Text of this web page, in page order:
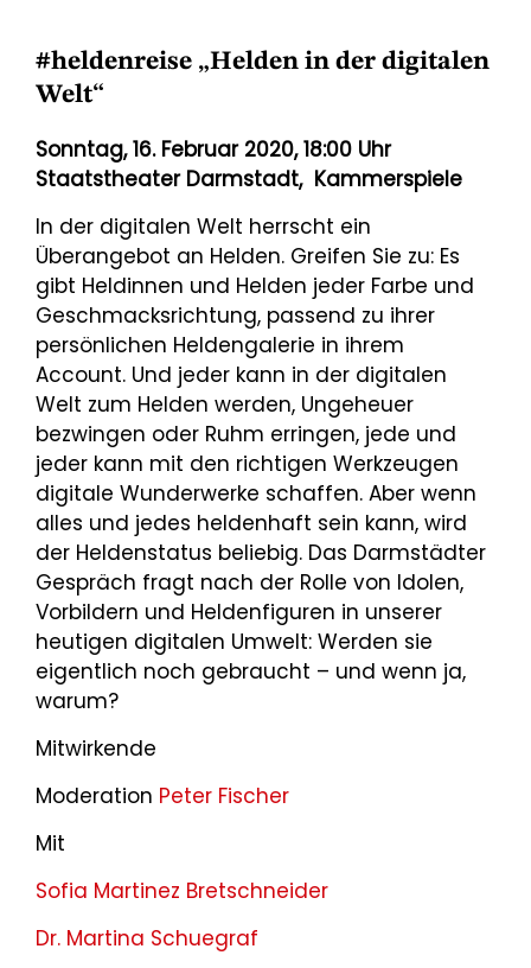
#heldenreise „Helden in der digitalen
Welt“
Sonntag, 16. Februar 2020, 18:00 Uhr
Staatstheater Darmstadt, Kammerspiele
In der digitalen Welt herrscht ein
Überangebot an Helden. Greifen Sie zu: Es
gibt Heldinnen und Helden jeder Farbe und
Geschmacksrichtung, passend zu ihrer
persönlichen Heldengalerie in ihrem
Account. Und jeder kann in der digitalen
Welt zum Helden werden, Ungeheuer
bezwingen oder Ruhm erringen, jede und
jeder kann mit den richtigen Werkzeugen
digitale Wunderwerke schaffen. Aber wenn
alles und jedes heldenhaft sein kann, wird
der Heldenstatus beliebig. Das Darmstädter
Gespräch fragt nach der Rolle von Idolen,
Vorbildern und Heldenfiguren in unserer
heutigen digitalen Umwelt: Werden sie
eigentlich noch gebraucht – und wenn ja,
warum?
Mitwirkende
Moderation Peter Fischer
Mit
Sofia Martinez Bretschneider
Dr. Martina Schuegraf